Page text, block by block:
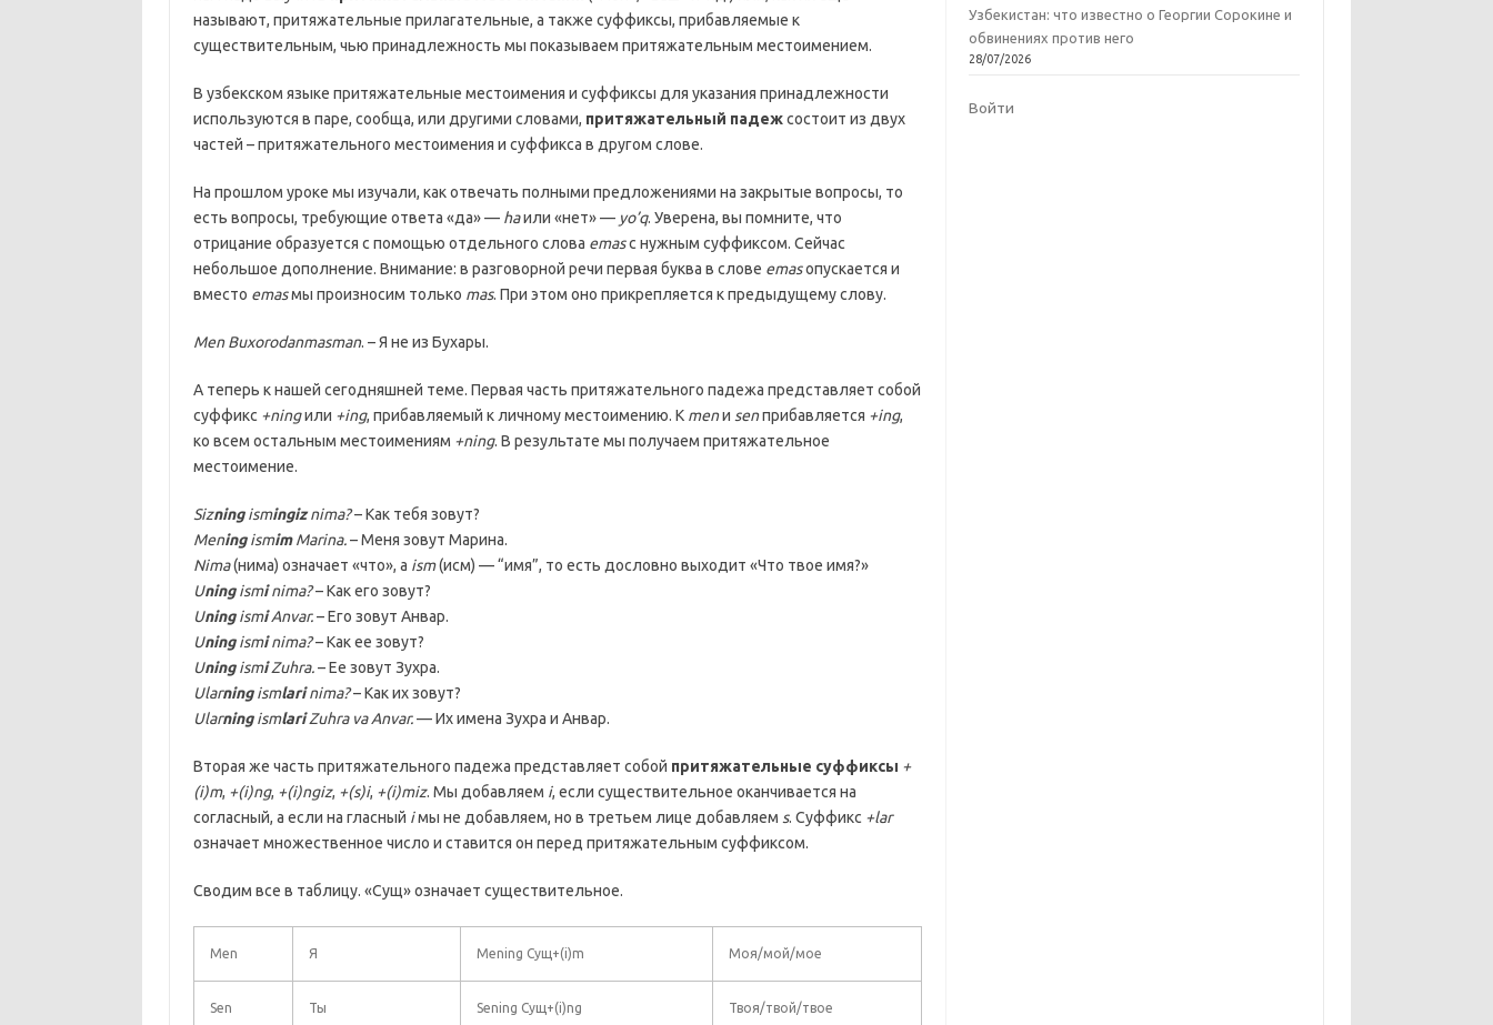
называют, притяжательные прилагательные, а также суффиксы, прибавляемые к
существительным, чью принадлежность мы показываем притяжательным местоимением.
В узбекском языке притяжательные местоимения и суффиксы для указания принадлежности
используются в паре, сообща, или другими словами, притяжательный падежсостоит из двух
частей – притяжательного местоимения и суффикса в другом слове.
На прошлом уроке мы изучали, как отвечать полными предложениями на закрытые вопросы, то
есть вопросы, требующие ответа «да» — haили «нет» — yo’q. Уверена, вы помните, что
отрицание образуется с помощью отдельного слова emasс нужным суффиксом. Сейчас
небольшое дополнение. Внимание: в разговорной речи первая буква в слове emasопускается и
вместо emasмы произносим только mas. При этом оно прикрепляется к предыдущему слову.
Men Buxorodanmasman. – Я не из Бухары.
А теперь к нашей сегодняшней теме. Первая часть притяжательного падежа представляет собой
суффикс +ningили +ing, прибавляемый к личному местоимению. К menи senприбавляется +ing,
ко всем остальным местоимениям +ning. В результате мы получаем притяжательное
местоимение.
Sizningismingiznima?– Как тебя зовут?
MeningismimMarina.– Меня зовут Марина.
Nima(нима) означает «что», а ism(исм) — “имя”, то есть дословно выходит «Что твое имя?»
Uningisminima?– Как его зовут?
UningismiAnvar.– Его зовут Анвар.
Uningisminima?– Как ее зовут?
UningismiZuhra.– Ее зовут Зухра.
Ularningismlarinima?– Как их зовут?
UlarningismlariZuhra va Anvar.— Их имена Зухра и Анвар.
Вторая же часть притяжательного падежа представляет собой притяжательные суффиксы +
(i)m, +(i)ng, +(i)ngiz, +(s)i, +(i)miz. Мы добавляем i, если существительное оканчивается на
согласный, а если на гласный iмы не добавляем, но в третьем лице добавляем s. Суффикс +lar
означает множественное число и ставится он перед притяжательным суффиксом.
Сводим все в таблицу. «Сущ» означает существительное.
Men Я Mening Сущ+(i)m Моя/мой/мое
Sen Ты Sening Сущ+(i)ng Твоя/твой/твое
Узбекистан: что известно о Георгии Сорокине и
обвинениях против него
28/07/2026
Войти